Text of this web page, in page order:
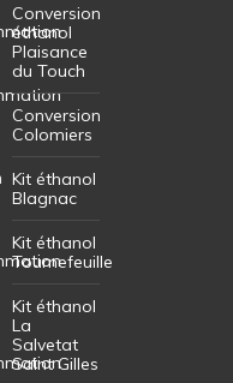
Conversion
éthanol
Plaisance
du Touch
Conversion
Colomiers
Kit éthanol
Blagnac
Kit éthanol
Tournefeuille
Kit éthanol
La
Salvetat
Saint Gilles